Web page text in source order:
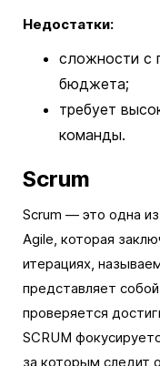
Недостатки:
сложности с
бюджета;
требует
команды.
Scrum
Scrum — это одна
Agile, которая
итерациях,
представляет
проверяется
SCRUM
за которым следит